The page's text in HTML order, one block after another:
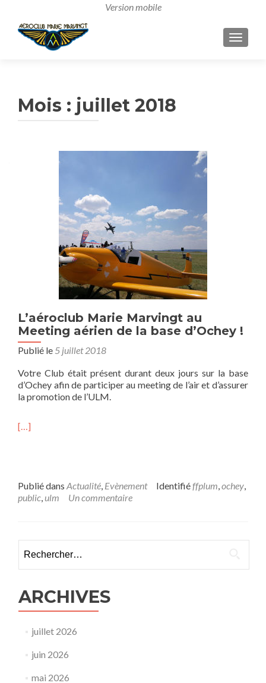
Mois : juillet 2018
L’aéroclub Marie Marvingt au
Meeting aérien de la base d’Ochey !
Publié le 5 juillet 2018
Votre Club était présent durant deux jours sur la base
d’Ochey afin de participer au meeting de l’air et d’assurer
la promotion de l’ULM.
[…]
Publié dans Actualité, Evènement Identifiéffplum,ochey,
public,ulm Un commentaire
ARCHIVES
juillet 2026
juin 2026
mai 2026